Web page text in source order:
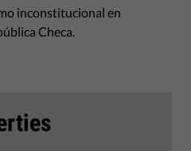
inconstitucional en
Checa.